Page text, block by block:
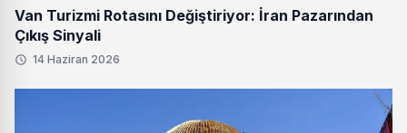
Van Turizmi Rotasını Değiştiriyor: İran Pazarından
Çıkış Sinyali
14 Haziran 2026